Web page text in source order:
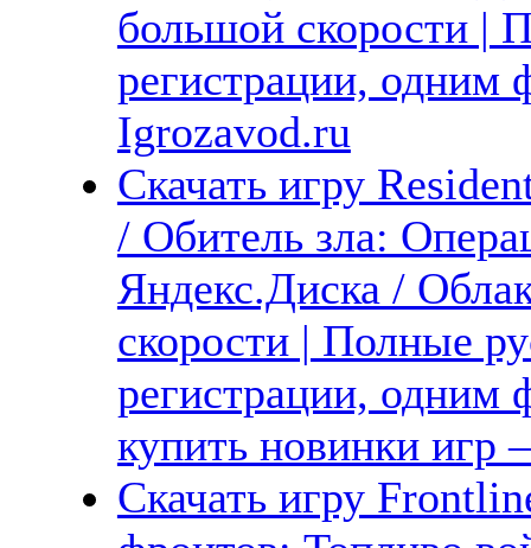
большой скорости |
регистрации,
Igrozavod.ru
Скачать игру
/ Обитель зла:
Яндекс.Диска /
скорости | Полные
регистрации, одним
купить новинки
Скачать игру